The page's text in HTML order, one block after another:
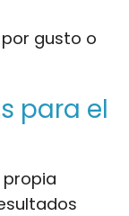
gusto o
para el